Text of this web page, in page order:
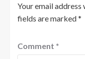
Your email
fields are marked*
Comment *